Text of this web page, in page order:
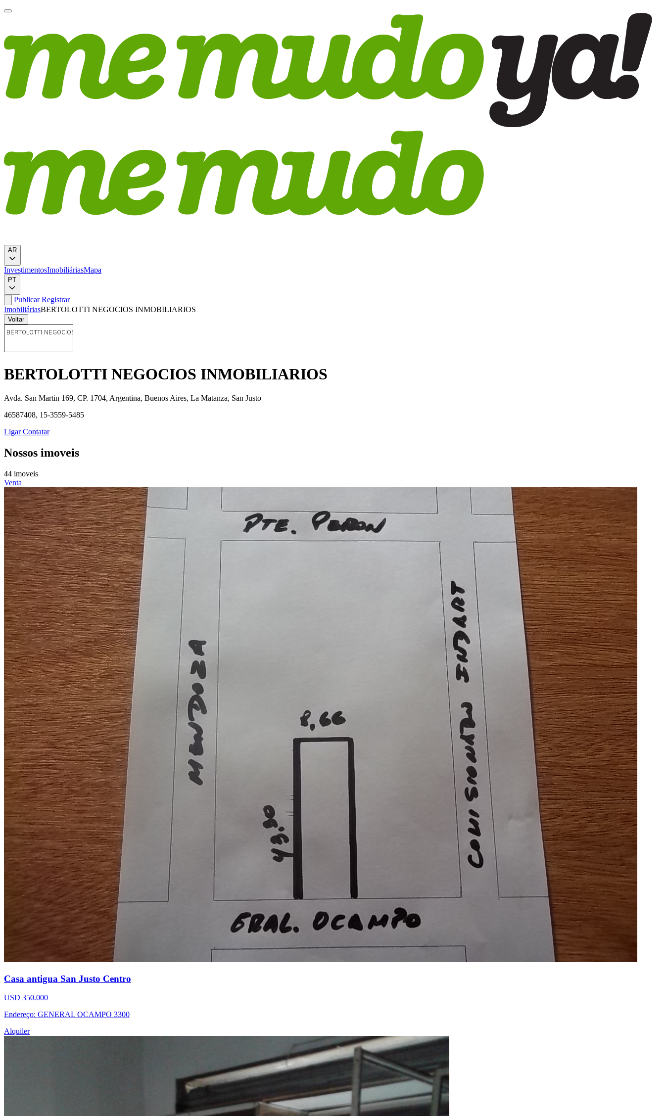
AR
InvestimentosImobiliáriasMapa
PT
PublicarRegistrar
ImobiliáriasBERTOLOTTI NEGOCIOS INMOBILIARIOS
Voltar
BERTOLOTTI NEGOCIOS INMOBILIARIOS
Avda. San Martin 169, CP. 1704, Argentina, Buenos Aires, La Matanza, San Justo
46587408, 15-3559-5485
LigarContatar
Nossos imoveis
44 imoveis
Venta
Casa antigua San Justo Centro
USD 350.000
Endereço: GENERAL OCAMPO 3300
Alquiler